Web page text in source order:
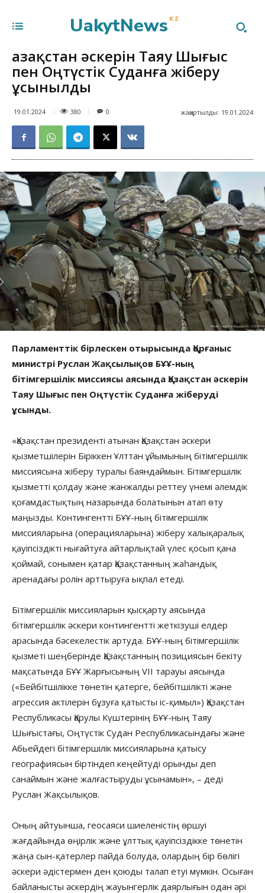
UakytNews KZ
Қазақстан әскерін Таяу Шығыс
пен Оңтүстік Суданға жіберу
ұсынылды
19.01.2024 380 жаңартылды: 19.01.2024
0
Парламенттік бірлескен отырысында Қорғаныс
министрі Руслан Жақсылықов БҰҰ-ның
бітімгершілік миссиясы аясында Қазақстан әскерін
Таяу Шығыс пен Оңтүстік Суданға жіберуді
ұсынды.
«Қазақстан президенті атынан Қазақстан әскери
қызметшілерін Біріккен Ұлттан ұйымының бітімгершілік
миссиясына жіберу туралы баяндаймын. Бітімгершілік
қызметті қолдау және жанжалды реттеу үнемі әлемдік
қоғамдастықтың назарында болатынын атап өту
маңызды. Контингентті БҰҰ-ның бітімгершілік
миссияларына (операцияларына) жіберу халықаралық
қауіпсіздікті нығайтуға айтарлықтай үлес қосып қана
қоймай, сонымен қатар Қазақстанның жаһандық
аренадағы ролін арттыруға ықпал етеді.
Бітімгершілік миссияларын қысқарту аясында
бітімгершілік әскери контингентті жеткізуші елдер
арасында бәсекелестік артуда. БҰҰ-ның бітімгершілік
қызметі шеңберінде Қазақстанның позициясын бекіту
мақсатында БҰҰ Жарғысының VII тарауы аясында
(«Бейбітшілікке төнетін қатерге, бейбітшілікті және
агрессия актілерін бұзуға қатысты іс-қимыл») Қазақстан
Республикасы Қарулы Күштерінің БҰҰ-ның Таяу
Шығыстағы, Оңтүстік Судан Республикасындағы және
Абьейдегі бітімгершілік миссияларына қатысу
географиясын біртіндеп кеңейтуді орынды деп
санаймын және жалғастыруды ұсынамын», – деді
Руслан Жақсылықов.
Оның айтуынша, геосаяси шиеленістің өршуі
жағдайында өңірлік және ұлттық қауіпсіздікке төнетін
жаңа сын-қатерлер пайда болуда, олардың бір бөлігі
әскери әдістермен ден қоюды талап етуі мүмкін. Осыған
байланысты әскердің жауынгерлік даярлығын одан әрі